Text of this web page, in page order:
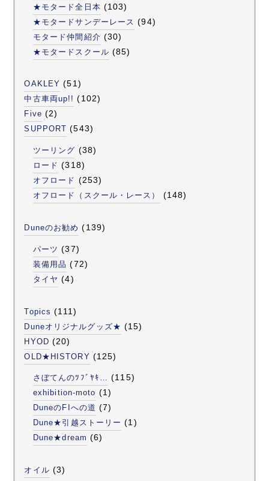
★モタード全日本 (103)
★モタードサンデーレース (94)
モタード仲間紹介 (30)
★モタードスクール (85)
OAKLEY (51)
中古車両up!! (102)
Five (2)
SUPPORT (543)
ツーリング (38)
ロード (318)
オフロード (253)
オフロード（スクール・レース） (148)
Duneのお勧め (139)
パーツ (37)
装備用品 (72)
タイヤ (4)
Topics (111)
Duneオリジナルグッズ★ (15)
HYOD (20)
OLD★HISTORY (125)
さぼてんのﾂﾌﾞﾔｷ… (115)
exhibition-moto (1)
DuneのFIへの道 (7)
Dune★引越ストーリー (1)
Dune★dream (6)
オイル (3)